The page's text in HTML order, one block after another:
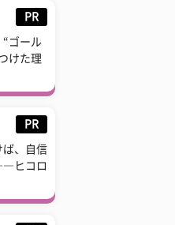
PR
“ゴール
けた理
PR
ば、自信
ヒコロ